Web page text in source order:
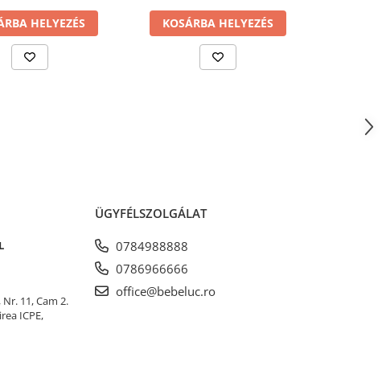
HELYEZÉS KOSÁRBA HELYEZÉS
11, Cam 2.
ICPE,
ÜGYFÉLSZOLGÁLAT
0784988888
0786966666
office@bebeluc.ro